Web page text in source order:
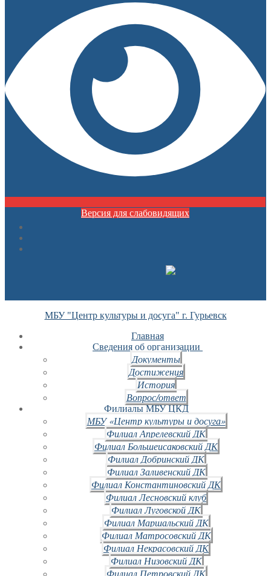
Версия для слабовидящих
МБУ "Центр культуры и досуга" г. Гурьевск
Главная
Сведения об организации
Документы
Достижения
История
Вопрос/ответ
Филиалы МБУ ЦКД
МБУ «Центр культуры и досуга»
Филиал Апрелевский ДК
Филиал Большеисаковский ДК
Филиал Добринский ДК
Филиал Заливенский ДК
Филиал Константиновский ДК
Филиал Лесновский клуб
Филиал Луговской ДК
Филиал Маршальский ДК
Филиал Матросовский ДК
Филиал Некрасовский ДК
Филиал Низовский ДК